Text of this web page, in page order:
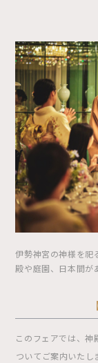
伊勢神宮の神様を祀
殿や庭園、日本間が
このフェアでは、神
ついてご案内いたし